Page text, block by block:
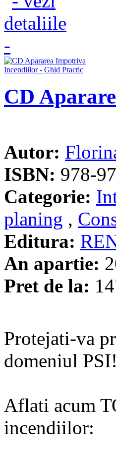
CD
Autor:
ISBN: 978-
Categorie:
planing ,
Editura:
An apartie:
Pret de la:
Protejati-va
domeniul PSI!
Aflati acum
incendiilor: